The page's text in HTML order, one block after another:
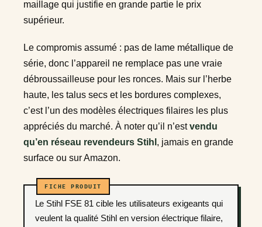
maillage qui justifie en grande partie le prix
supérieur.
Le compromis assumé : pas de lame métallique de
série, donc l’appareil ne remplace pas une vraie
débroussailleuse pour les ronces. Mais sur l’herbe
haute, les talus secs et les bordures complexes,
c’est l’un des modèles électriques filaires les plus
appréciés du marché. À noter qu’il n’estvendu
qu’en réseau revendeurs Stihl , jamais en grande
surface ou sur Amazon.
Le Stihl FSE 81 cible les utilisateurs exigeants qui
veulent la qualité Stihl en version électrique filaire,